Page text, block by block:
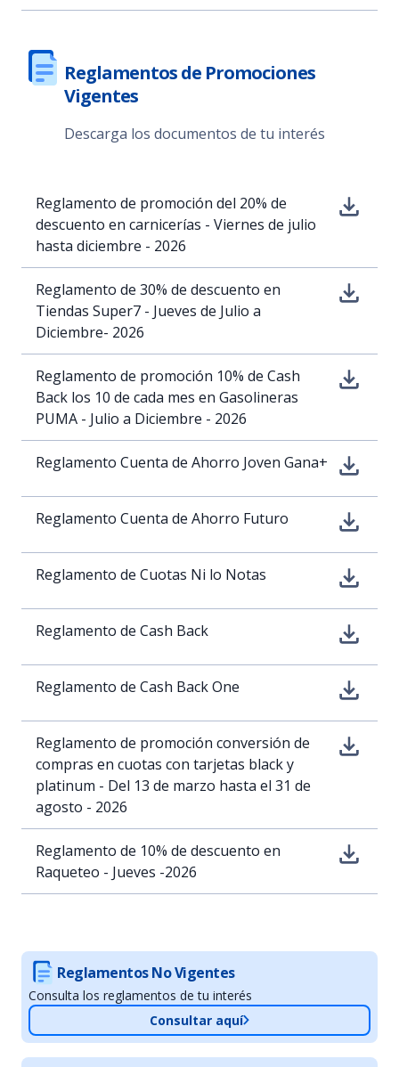
Reglamentos de Promociones
Vigentes
Descarga los documentos de tu interés
Reglamento de promoción del 20% de
descuento en carnicerías - Viernes de julio
hasta diciembre - 2026
Reglamento de 30% de descuento en
Tiendas Super7 - Jueves de Julio a
Diciembre- 2026
Reglamento de promoción 10% de Cash
Back los 10 de cada mes en Gasolineras
PUMA - Julio a Diciembre - 2026
Reglamento Cuenta de Ahorro Joven Gana+
Reglamento Cuenta de Ahorro Futuro
Reglamento de Cuotas Ni lo Notas
Reglamento de Cash Back
Reglamento de Cash Back One
Reglamento de promoción conversión de
compras en cuotas con tarjetas black y
platinum - Del 13 de marzo hasta el 31 de
agosto - 2026
Reglamento de 10% de descuento en
Raqueteo - Jueves -2026
Reglamentos No Vigentes
Consulta los reglamentos de tu interés
Consultar aquí